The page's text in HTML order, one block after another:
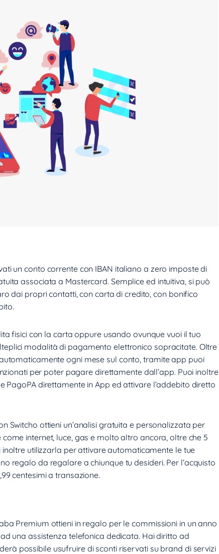
un conto corrente con IBAN italiano a zero imposte di
associata a Mastercard. Semplice ed intuitiva, si può
dai propri contatti, con carta di credito, con bonifico
fisici con la carta oppure usando ovunque vuoi il tuo
modalità di pagamento elettronico sopracitate. Oltre
ogni mese sul conto, tramite app puoi
per poter pagare direttamente dall’app. Puoi inoltre
PagoPA direttamente in App ed attivare l’addebito diretto
Switcho ottieni un’analisi gratuita e personalizzata per
internet, luce, gas e molto altro ancora, oltre che 5
inoltre utilizzarla per attivare automaticamente le tue
regalo da regalare a chiunque tu desideri. Per l’acquisto
centesimi a transazione.
Premium ottieni in regalo per le commissioni in un anno
una assistenza telefonica dedicata. Hai diritto ad
possibile usufruire di sconti riservati su brand di servizi